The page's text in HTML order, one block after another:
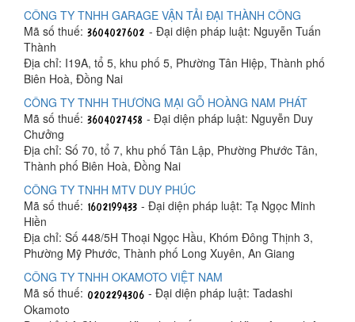
CÔNG TY TNHH GARAGE VẬN TẢI ĐẠI THÀNH CÔNG
Mã số thuế:
- Đại diện pháp luật: Nguyễn Tuấn
Thành
Địa chỉ: I19A, tổ 5, khu phố 5, Phường Tân Hiệp, Thành phố
Biên Hoà, Đồng Nai
CÔNG TY TNHH THƯƠNG MẠI GỖ HOÀNG NAM PHÁT
Mã số thuế:
- Đại diện pháp luật: Nguyễn Duy
Chưởng
Địa chỉ: Số 70, tổ 7, khu phố Tân Lập, Phường Phước Tân,
Thành phố Biên Hoà, Đồng Nai
CÔNG TY TNHH MTV DUY PHÚC
Mã số thuế:
- Đại diện pháp luật: Tạ Ngọc Minh
Hiền
Địa chỉ: Số 448/5H Thoại Ngọc Hầu, Khóm Đông Thịnh 3,
Phường Mỹ Phước, Thành phố Long Xuyên, An Giang
CÔNG TY TNHH OKAMOTO VIỆT NAM
Mã số thuế:
- Đại diện pháp luật: Tadashi
Okamoto